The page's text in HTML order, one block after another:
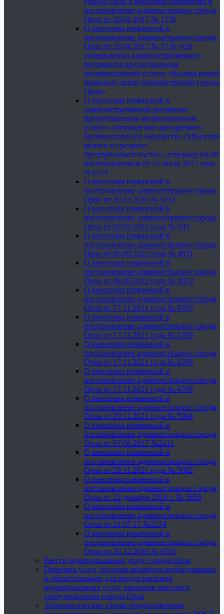
постановление администрации города
Орла от 26.04.2017 № 1736
О внесении изменений в
постановление администрации города
Орла от 26.04.2017 № 1736 «Об
утверждении административного
регламента предоставления
муниципальной услуги «Выдача копий
правовых актов администрации города
Орла»
О внесении изменений в
административный регламент
предоставления муниципальной
услуги «Отчуждение арендуемого
муниципального имущества субъектам
малого и среднего
предпринимательства», утвержденный
постановлением от 21 июля 2017 года
№3274
О внесении изменений в
постановление администрации города
Орла от 30.12.2016 № 6112
О внесении изменений в
постановление администрации города
Орла от 02.03.2022 года № 945
О внесении изменений в
постановление администрации города
Орла от 06.09.2022 года № 4971
О внесении изменений в
постановление администрации города
Орла от 06.09.2022 года № 4972
О внесении изменений в
постановление администрации города
Орла от 17.11.2021 года № 4765
О внесении изменений в
постановление администрации города
Орла от 17.11.2021 года № 4766
О внесении изменений в
постановление администрации города
Орла от 17.11.2021 года № 4768
О внесении изменений в
постановление администрации города
Орла от 17.11.2021 года № 4769
О внесении изменений в
постановление администрации города
Орла от 29.11.2021 года № 5084
О внесении изменений в
постановление администрации города
Орла от 07.06.2017 №2411
О внесении изменений в
постановление администрации города
Орла от 29.11.2021 года № 5082
О внесении изменений в
постановление администрации города
Орла от 12 декабря 2016 г. № 5658
О внесении изменений в
постановление администрации города
Орла от 21.07.17 №3274
О внесении изменений в
постановление администрации города
Орла от 30.12.2016 № 6116
Реестр муниципальных услуг города Орла
Перечень услуг, которые являются необходимыми
и обязательными для предоставления
муниципальных услуг органами местного
самоуправления города Орла
Технологические схемы предоставления